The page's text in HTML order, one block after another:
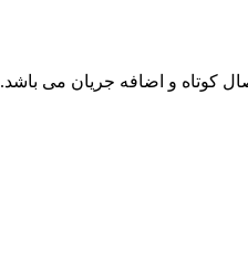
کوتاه و اضافه جریان می باشد.